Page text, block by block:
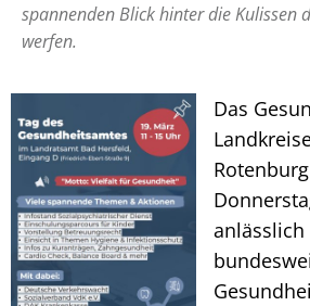
spannenden Blick hinter die Kulissen
werfen.
Das
anlässlich